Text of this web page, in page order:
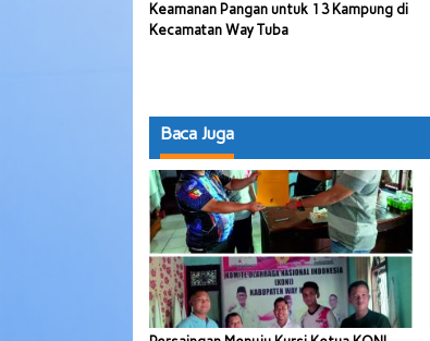
Keamanan Pangan untuk 13 Kampung di
Kecamatan Way Tuba
Baca Juga